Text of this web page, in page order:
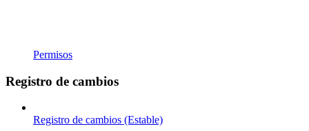
Permisos
Registro de cambios
Registro de cambios (Estable)